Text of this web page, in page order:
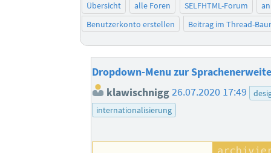
Übersicht alle Foren SELFHTML-Forum
Benutzerkonto erstellen
Beitrag im Thread-
Dropdown-Menu zur
klawischnigg26.07.2020 17:49
internationalisierung